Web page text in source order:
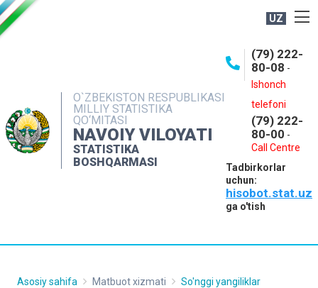
UZ
O`ZBEKISTON RESPUBLIKASI
MILLIY STATISTIKA
QO‘MITASI
NAVOIY VILOYATI
STATISTIKA
BOSHQARMASI
(79) 222-
80-08 -
Ishonch
telefoni
(79) 222-
80-00 -
Call Centre
Tadbirkorlar
uchun:
hisobot.stat.uz
ga o'tish
OCHIQ MA'LUMOTLAR
INTERAKTIV XIZMATLAR
MUROJAATLAR
Asosiy sahifa Matbuot xizmati So'nggi yangiliklar